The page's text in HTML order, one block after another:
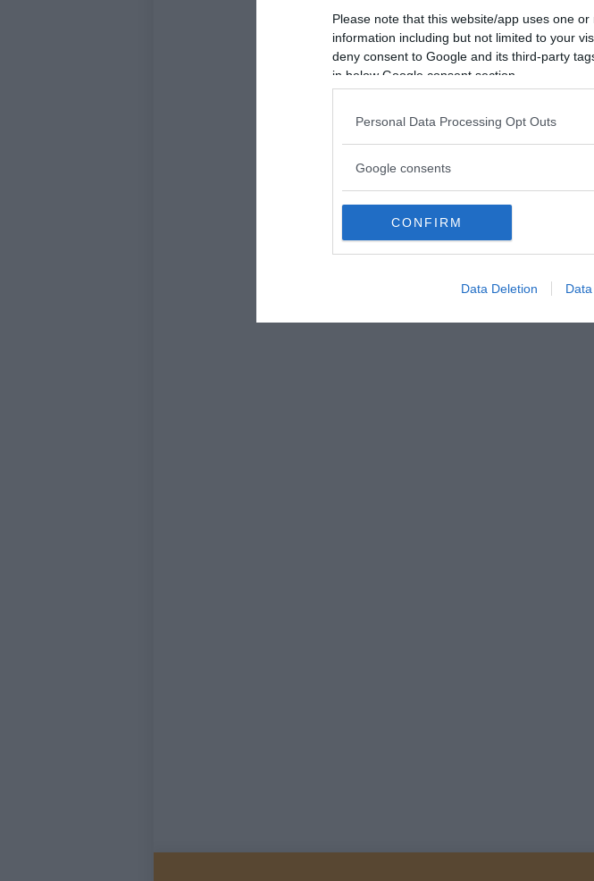
Please note that this website/app uses one
information including but not limited to your
deny consent to Google and its third-party
in below Google consent section.
Personal Data Processing Opt Outs
Google consents
CONFIRM
Data Deletion